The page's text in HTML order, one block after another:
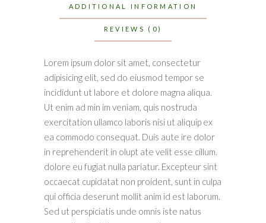
ADDITIONAL INFORMATION
REVIEWS (0)
Lorem ipsum dolor sit amet, consectetur
adipisicing elit, sed do eiusmod tempor se
incididunt ut labore et dolore magna aliqua.
Ut enim ad min im veniam, quis nostruda
exercitation ullamco laboris nisi ut aliquip ex
ea commodo consequat. Duis aute ire dolor
in reprehenderit in olupt ate velit esse cillum.
dolore eu fugiat nulla pariatur. Excepteur sint
occaecat cupidatat non proident, sunt in culpa
qui officia deserunt mollit anim id est laborum.
Sed ut perspiciatis unde omnis iste natus